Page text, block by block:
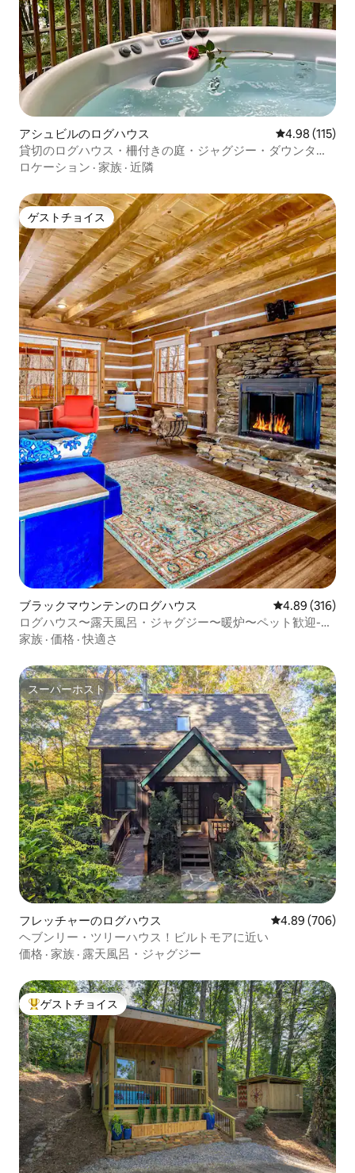
アシュビルのログハウス レビュー115
4.98 (115)
貸切のログハウス・柵付きの庭・ジャグジー・ダウンタウ
ンまで15分
ロケーション · 家族 · 近隣
ゲストチョイス
ゲストチョイス
ブラックマウンテンのログハウス レビュー316
4.89 (316)
ログハウス〜露天風呂・ジャグジー〜暖炉〜ペット歓迎-
WIFI
家族 · 価格 ·快適さ
スーパーホスト
スーパーホスト
フレッチャーのログハウス レビュー706
4.89 (706)
ヘブンリー・ツリーハウス！ビルトモアに近い
価格 · 家族 · 露天風呂・ジャグジー
大好評のゲストチョイスです。
ゲストチョイス